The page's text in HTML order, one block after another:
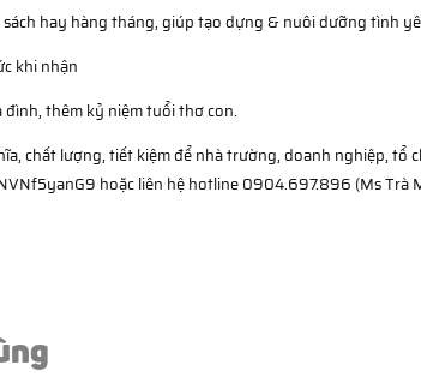
hay hàng tháng, giúp tạo dựng & nuôi dưỡng tình
khi nhận
đình, thêm kỷ niệm tuổi thơ con.
chất lượng, tiết kiệm để nhà trường, doanh nghiệp,
hoặc liên hệ hotline 0904.697.896 (Ms Trà